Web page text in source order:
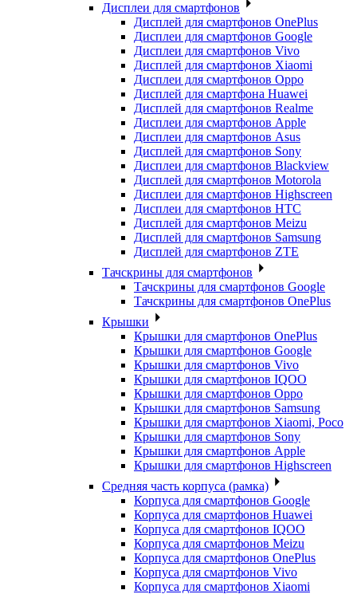
Дисплеи для смартфонов
Дисплей для смартфонов OnePlus
Дисплеи для смартфонов Google
Дисплеи для смартфонов Vivo
Дисплей для смартфонов Xiaomi
Дисплеи для смартфонов Oppo
Дисплей для смартфона Huawei
Дисплей для смартфонов Realme
Дисплеи для смартфонов Apple
Дисплеи для смартфонов Asus
Дисплей для смартфонов Sony
Дисплеи для смартфонов Blackview
Дисплей для смартфонов Motorola
Дисплеи для смартфонов Highscreen
Дисплеи для смартфонов HTC
Дисплей для смартфонов Meizu
Дисплей для смартфонов Samsung
Дисплей для смартфонов ZTE
Тачскрины для смартфонов
Тачскрины для смартфонов Google
Тачскрины для смартфонов OnePlus
Крышки
Крышки для смартфонов OnePlus
Крышки для смартфонов Google
Крышки для смартфонов Vivo
Крышки для смартфонов IQOO
Крышки для смартфонов Oppo
Крышки для смартфонов Samsung
Крышки для смартфонов Xiaomi, Poco
Крышки для смартфонов Sony
Крышки для смартфонов Apple
Крышки для смартфонов Highscreen
Средняя часть корпуса (рамка)
Корпуса для смартфонов Google
Корпуса для смартфонов Huawei
Корпуса для смартфонов IQOO
Корпуса для смартфонов Meizu
Корпуса для смартфонов OnePlus
Корпуса для смартфонов Vivo
Корпуса для смартфонов Xiaomi